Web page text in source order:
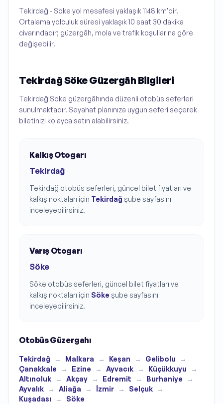
Tekirdağ - Söke yol mesafesi yaklaşık 1148 km'dir.
Ortalama yolculuk süresi yaklaşık 10 saat 30 dakika
civarındadır; güzergâh, mola ve trafik koşullarına göre
değişebilir.
Tekirdağ Söke Güzergâh Bilgileri
Tekirdağ Söke güzergâhında düzenli otobüs seferleri
sunulmaktadır. Seyahat planınıza uygun seferi seçerek
biletinizi kolayca satın alabilirsiniz.
Kalkış Otogarı
Tekirdağ
Tekirdağ otobüs seferleri, güncel bilet fiyatları ve
kalkış noktaları için Tekirdağ şube sayfasını
inceleyebilirsiniz.
Varış Otogarı
Söke
Söke otobüs seferleri, güncel bilet fiyatları ve
kalkış noktaları için Söke şube sayfasını
inceleyebilirsiniz.
Otobüs Güzergahı
Tekirdağ → Malkara → Keşan → Gelibolu
→
Çanakkale
→ Ezine → Ayvacık → Küçükkuyu
→
Altınoluk
→ Akçay → Edremit → Burhaniye
→
Ayvalık
→ Aliağa → İzmir → Selçuk
→
Kuşadası
→ Söke